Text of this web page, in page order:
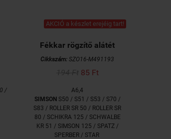
/
AKCIÓ a készlet erejéig tart!
Fékkar rögzítő alátét
Cikkszám: SZO16-M491193
85 Ft
A6,4
SIMSONS50 / S51 / S53 / S70 /
S83 / ROLLER SR 50 / ROLLER SR
80 / SCHIKRA 125 / SCHWALBE
KR 51 / SIMSON 125 / SPATZ /
SPERBER / STAR